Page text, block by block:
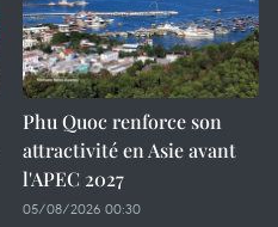
Phu Quoc renforce son
attractivité en Asie avant
l'APEC 2027
05/08/2026 00:30